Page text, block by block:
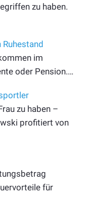
zu haben.
im
oder Pension.…
zu haben –
profitiert von
für